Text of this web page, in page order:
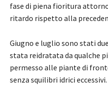
fase di piena fioritura
ritardo rispetto alla
Giugno e luglio sono stati
stata reidratata da qualche
permesso alle piante di
senza squilibri idrici eccessivi.